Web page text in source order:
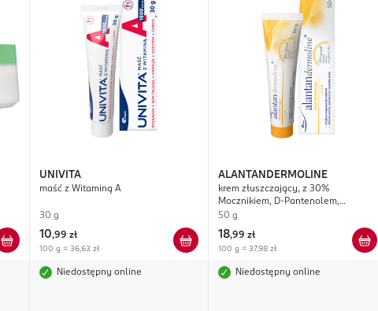
UNIVITA
maść z Witaminą A
30 g
10,99 zł
100 g = 36,63 zł
Niedostępny online
ALANTANDERMOLINE
krem złuszczający, z 30%
Mocznikiem, D-Pantenolem,
Alantoiną i Kwasem Glikolowym
50 g
18,99 zł
100 g = 37,98 zł
Niedostępny online